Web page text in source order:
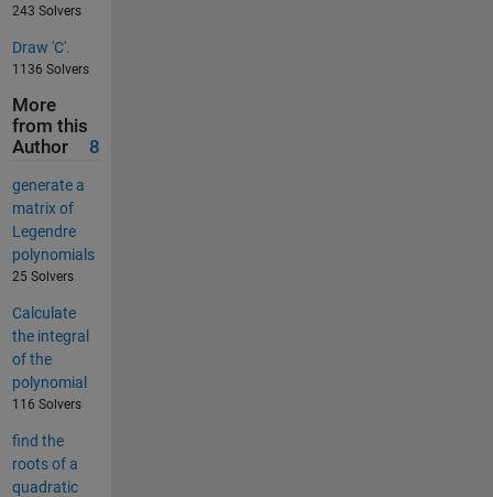
243 Solvers
Draw 'C'.
1136 Solvers
More
from this
Author
8
generate a
matrix of
Legendre
polynomials
25 Solvers
Calculate
the integral
of the
polynomial
116 Solvers
find the
roots of a
quadratic